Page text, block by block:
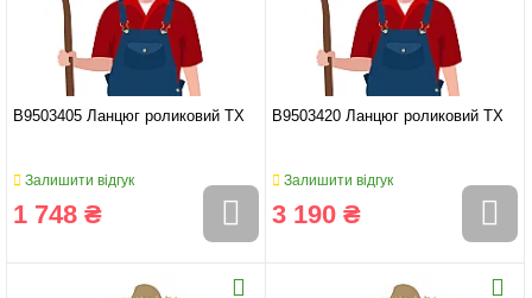
B9503405 Ланцюг роликовий TX
Залишити відгук
1 748 ₴
B9503420 Ланцюг роликовий TX
Залишити відгук
3 190 ₴